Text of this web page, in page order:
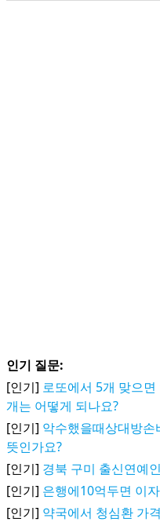
인기 질문:
[인기] 로또에서 5개 맞으
개는 어떻게 되나요?
[인기] 악수했을때상대방
뜻인가요?
[인기] 경북 구미 출신연예
[인기] 은행에10억두면 이
[인기] 약국에서 청심환 가